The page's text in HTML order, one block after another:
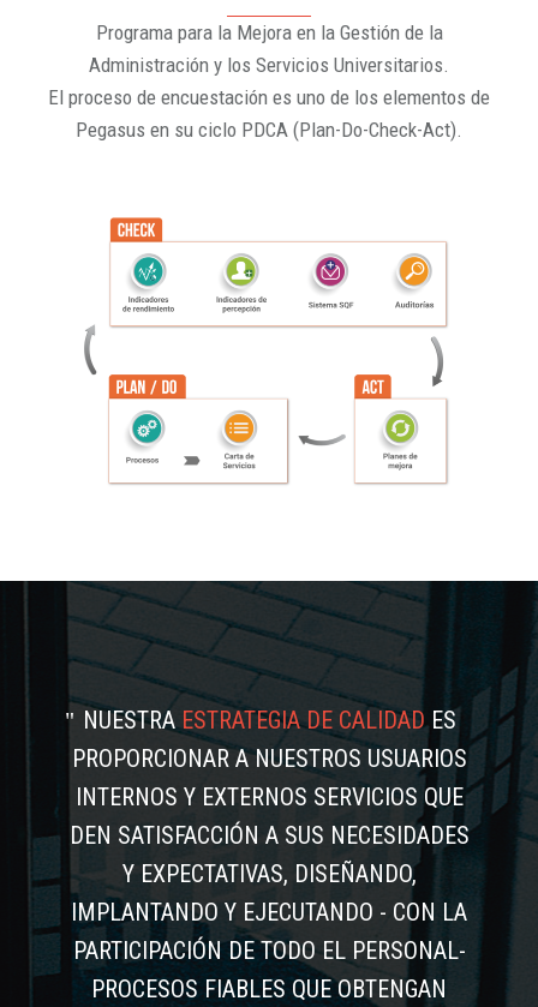
Programa para la Mejora en la Gestión de la
Administración y los Servicios Universitarios.
El proceso de encuestación es uno de los elementos de
Pegasus en su ciclo PDCA (Plan-Do-Check-Act).
NUESTRAESTRATEGIA DE CALIDADES
PROPORCIONAR A NUESTROS USUARIOS
INTERNOS Y EXTERNOS SERVICIOS QUE
DEN SATISFACCIÓN A SUS NECESIDADES
Y EXPECTATIVAS, DISEÑANDO,
IMPLANTANDO Y EJECUTANDO - CON LA
PARTICIPACIÓN DE TODO EL PERSONAL-
PROCESOS FIABLES QUE OBTENGAN